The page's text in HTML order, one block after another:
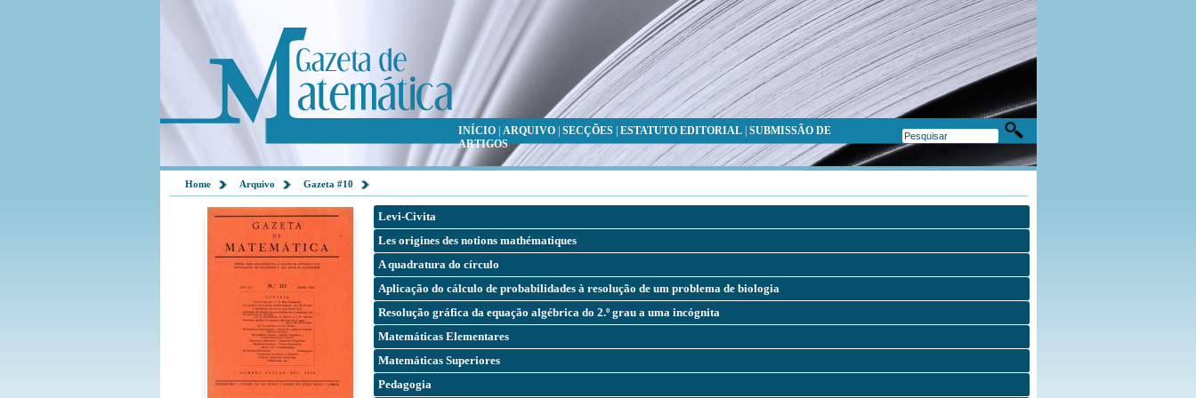
INÍCIO| ARQUIVO| SECÇÕES| ESTATUTO EDITORIAL| SUBMISSÃO DE
ARTIGOS
Home Arquivo Gazeta #10
Levi-Civita
Les origines des notions mathématiques
A quadratura do círculo
Aplicação do cálculo de probabilidades à resolução de um problema de biologia
Resolução gráfica da equação algébrica do 2.º grau a uma incógnita
Matemáticas Elementares
Matemáticas Superiores
Pedagogia